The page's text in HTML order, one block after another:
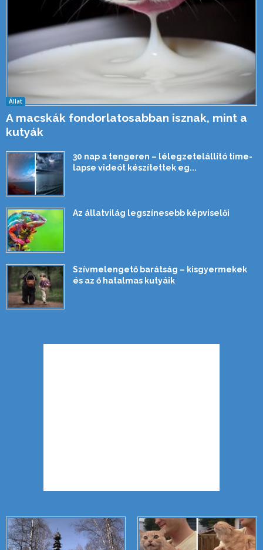
Állat
A macskák fondorlatosabban isznak, mint a
kutyák
30 nap a tengeren – lélegzetelállító time-
lapse videót készítettek eg...
Az állatvilág legszínesebb képviselői
Szívmelengető barátság – kisgyermekek
és az ő hatalmas kutyáik